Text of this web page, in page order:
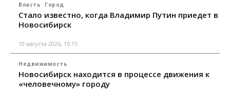
Власть Город
Стало известно, когда Владимир Путин приедет в
Новосибирск
10 августа 2026, 15:15
Недвижимость
Новосибирск находится в процессе движения к
«человечному» городу